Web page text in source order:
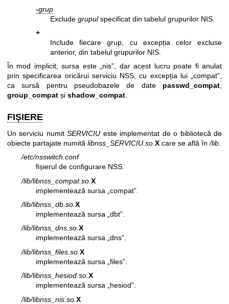
-grup
Exclude grupulspecificat din tabelul grupurilor NIS.
+
Include fiecare grup, cu excepția celor excluse
anterior, din tabelul grupurilor NIS.
În mod implicit, sursa este „nis”, dar acest lucru poate fi anulat
prin specificarea oricărui serviciu NSS, cu excepția lui „compat”,
ca sursă pentru pseudobazele de date passwd_compat,
group_compat și shadow_compat.
FIȘIERE
Un serviciu numitSERVICIU este implementat de o bibliotecă de
obiecte partajate numită libnss_SERVICIU.so. X care se află în/lib
/etc/nsswitch.conf
fișierul de configurare NSS.
/lib/libnss_compat.so. X
implementează sursa „compat”.
/lib/libnss_db.so. X
implementează sursa „dbt”.
/lib/libnss_dns.so.X
implementează sursa „dns”.
/lib/libnss_files.so. X
implementează sursa „files”.
/lib/libnss_hesiod.so. X
implementează sursa „hesiod”.
/lib/libnss_nis.so. X